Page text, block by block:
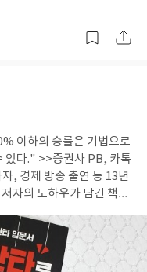
제 방송 출연 등 13년
자의 노하우가 담긴 책??